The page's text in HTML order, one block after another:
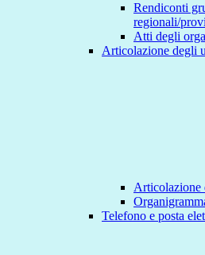
Rendiconti
regionali/
Atti degli
Articolazione degli
Telefono e posta